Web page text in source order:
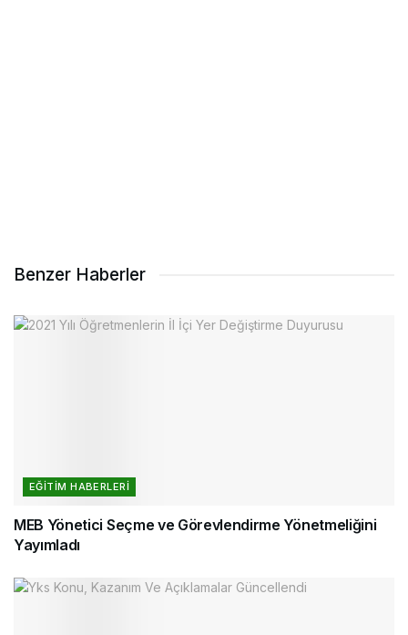
Benzer Haberler
EĞITIM HABERLERI
MEB Yönetici Seçme ve Görevlendirme Yönetmeliğini
Yayımladı